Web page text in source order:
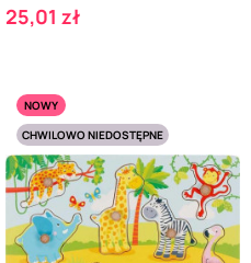
Cena
25,01 zł
NOWY
CHWILOWO NIEDOSTĘPNE